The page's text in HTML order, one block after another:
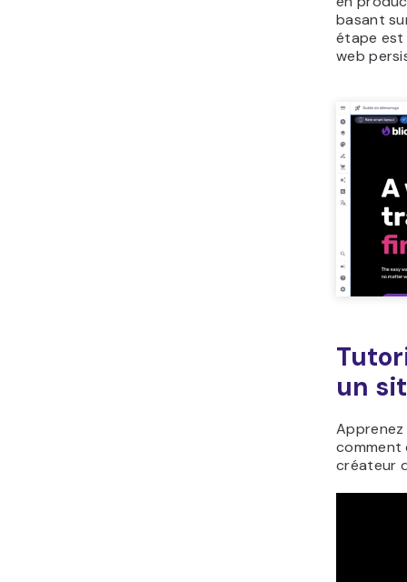
basant
étape est
web
un
comment
créateur